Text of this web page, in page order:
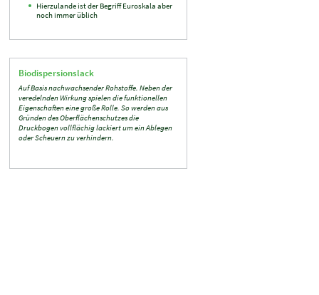
Hierzulande ist der Begriff Euroskala aber
noch immer üblich
Biodispersionslack
Auf Basis nachwachsender Rohstoffe. Neben der
veredelnden Wirkung spielen die funktionellen
Eigenschaften eine große Rolle. So werden aus
Gründen des Oberflächenschutzes die
Druckbogen vollflächig lackiert um ein Ablegen
oder Scheuern zu verhindern.